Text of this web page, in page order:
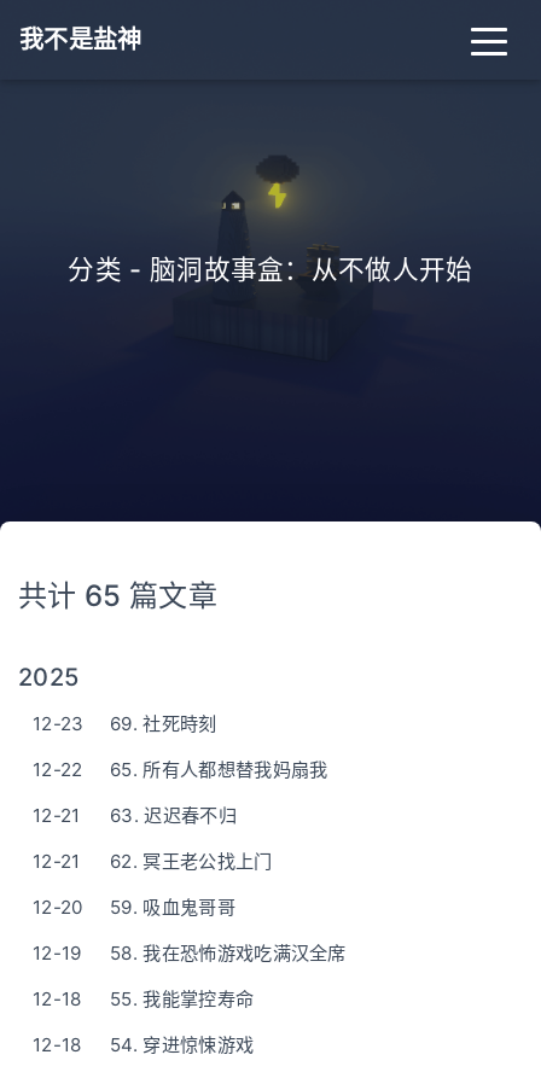
我不是盐神
分类 - 脑洞故事盒：从不做人开始
共计 65 篇文章
2025
12-23
69. 社死時刻
12-22
65. 所有人都想替我妈扇我
12-21
63. 迟迟春不归
12-21
62. 冥王老公找上门
12-20
59. 吸血鬼哥哥
12-19
58. 我在恐怖游戏吃满汉全席
12-18
55. 我能掌控寿命
12-18
54. 穿进惊悚游戏